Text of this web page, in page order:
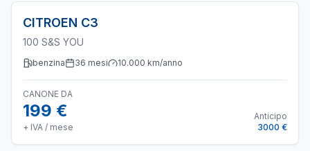
CITROEN C3
100 S&S YOU
benzina 36 mesi 10.000 km/anno
CANONE DA
199 €
+ IVA / mese
Anticipo
3000 €